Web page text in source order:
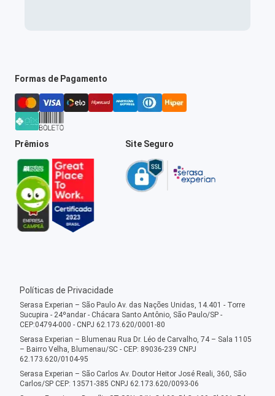
Formas de Pagamento
Prêmios Site Seguro
Políticas de Privacidade
Serasa Experian – São Paulo Av. das Nações Unidas, 14.401 - Torre
Sucupira - 24ºandar - Chácara Santo Antônio, São Paulo/SP -
CEP:04794-000 - CNPJ 62.173.620/0001-80
Serasa Experian – Blumenau Rua Dr. Léo de Carvalho, 74 – Sala 1105
– Bairro Velha, Blumenau/SC - CEP: 89036-239 CNPJ
62.173.620/0104-95
Serasa Experian – São Carlos Av. Doutor Heitor José Reali, 360, São
Carlos/SP CEP: 13571-385 CNPJ 62.173.620/0093-06